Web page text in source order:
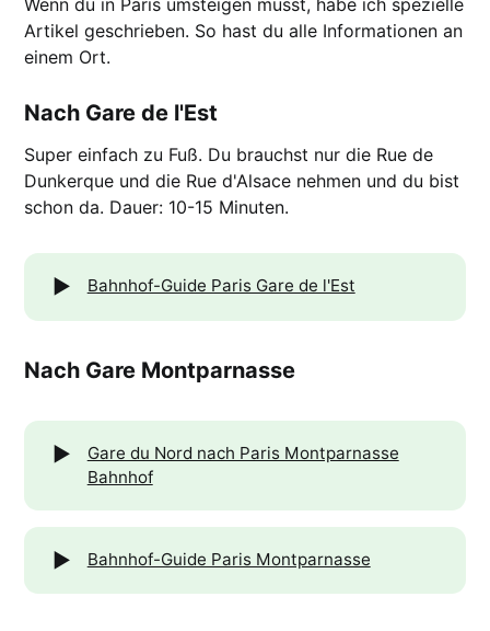
Wenn du in Paris umsteigen musst, habe ich spezielle
Artikel geschrieben. So hast du alle Informationen an
einem Ort.
Nach Gare de l'Est
Super einfach zu Fuß. Du brauchst nur die Rue de
Dunkerque und die Rue d'Alsace nehmen und du bist
schon da. Dauer: 10-15 Minuten.
▶️ Bahnhof-Guide Paris Gare de l'Est
Nach Gare Montparnasse
▶️
Gare du Nord nach Paris Montparnasse
Bahnhof
▶️ Bahnhof-Guide Paris Montparnasse